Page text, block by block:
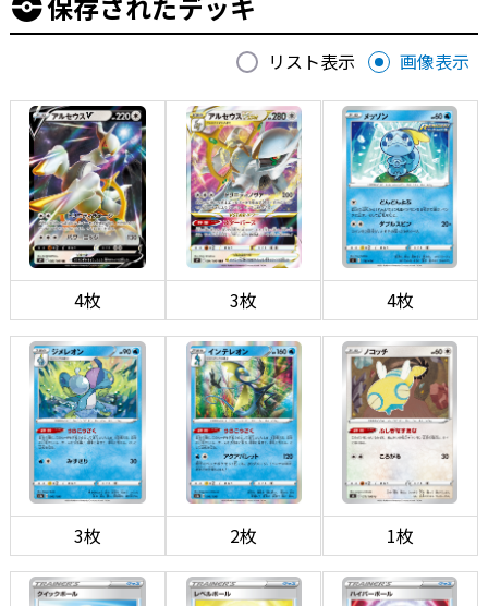
リスト表示 画像表示
4枚 3枚 4枚
3枚 2枚 1枚